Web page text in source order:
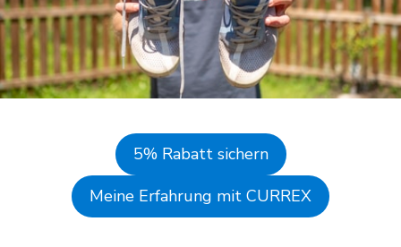
5% Rabatt sichern
Meine Erfahrung mit CURREX